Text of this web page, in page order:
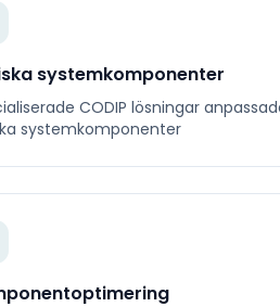
systemkomponenter
CODIP lösningar
systemkomponenter